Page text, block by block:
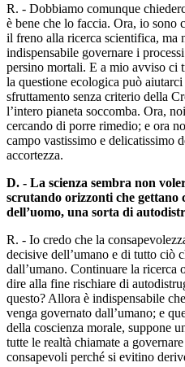
R. - Dobbiamo comunque
è bene che lo faccia. Ora, io sono
il freno alla ricerca scientifica, ma
indispensabile governare i
persino mortali. E a mio avviso ci
la questione ecologica può
sfruttamento senza criterio della
l’intero pianeta soccomba. Ora,
cercando di porre rimedio; e ora
campo vastissimo e delicatissimo
accortezza.
D. - La scienza sembra non
scrutando orizzonti che
dell’uomo, una sorta di
R. - Io credo che la
decisive dell’umano e di tutto ciò
dall’umano. Continuare la ricerca
dire alla fine rischiare di
questo? Allora è indispensabile
venga governato dall’umano; e
della coscienza morale, suppone
tutte le realtà chiamate a
consapevoli perché si evitino